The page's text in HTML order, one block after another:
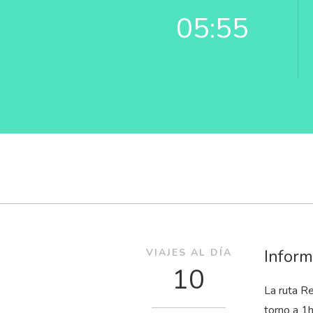
05:55
La ruta
VIAJES AL DÍA
10